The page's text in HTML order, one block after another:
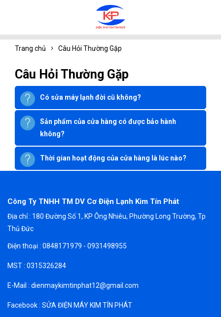
Trang chủ Câu Hỏi Thường Gặp
Câu Hỏi Thường Gặp
Có sửa máy lạnh đời cũ không?
Sản phẩm của cửa hàng có được bảo hành
không?
Thời gian hoạt động của cửa hàng là lúc nào?
Công Ty TNHH TM DV Cơ Điện Lạnh Kim Tín Phát
Địa chỉ : 180 Đường Số 1, KP Ông Nhiêu, Phường Long Trường, Tp
Thủ Đức
Điện thoại : 0848171979 - 0931498955
MST : 0315326284
E-Mail : dienmaykimtinphat12@gmail.com
Facebook : SỬA ĐIỆN MÁY KIM TÍN PHÁT